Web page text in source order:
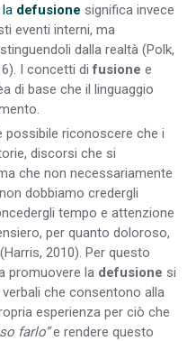
defusione significa invece
eventi interni, ma
dalla realtà (Polk,
I concetti difusione e
di base che il linguaggio
possibile riconoscere che i
discorsi che si
che non necessariamente
dobbiamo credergli
tempo e attenzione
per quanto doloroso,
2010). Per questo
promuovere la defusione si
che consentono alla
esperienza per ciò che
farlo”e rendere questo